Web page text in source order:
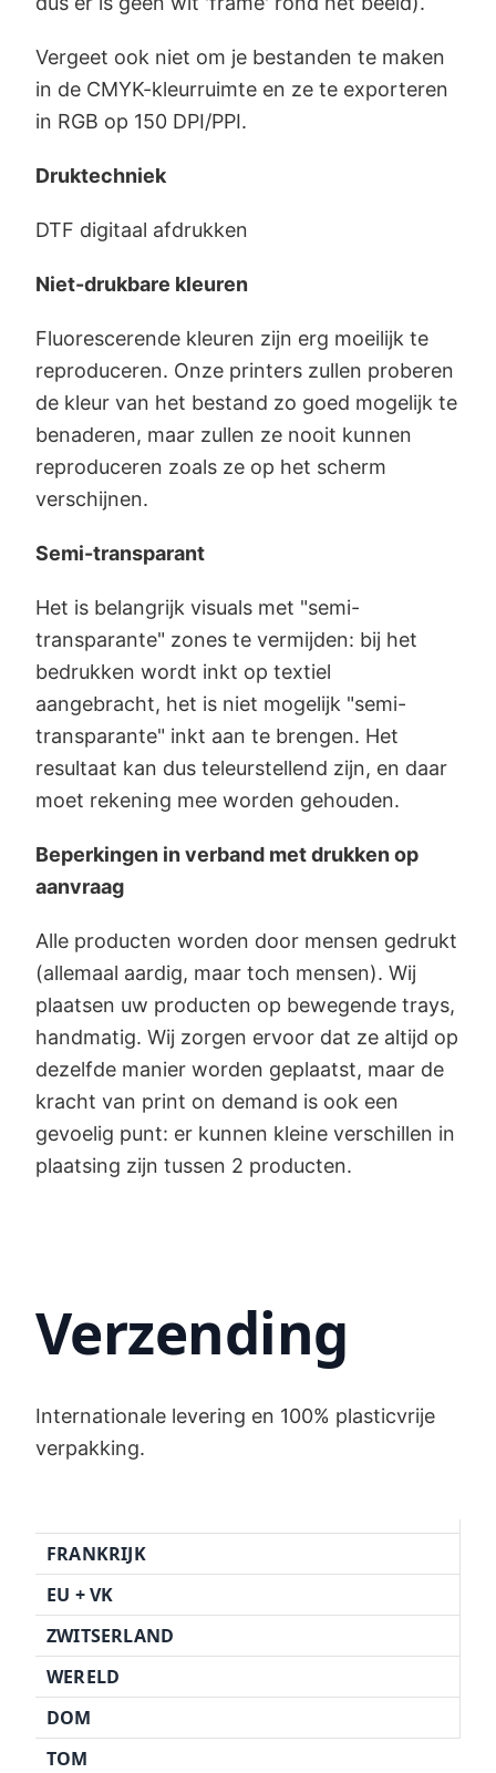
Vergeet ook niet om je bestanden te maken
in de CMYK-kleurruimte en ze te exporteren
in RGB op 150 DPI/PPI.
Druktechniek
DTF digitaal afdrukken
Niet-drukbare kleuren
Fluorescerende kleuren zijn erg moeilijk te
reproduceren. Onze printers zullen proberen
de kleur van het bestand zo goed mogelijk te
benaderen, maar zullen ze nooit kunnen
reproduceren zoals ze op het scherm
verschijnen.
Semi-transparant
Het is belangrijk visuals met "semi-
transparante" zones te vermijden: bij het
bedrukken wordt inkt op textiel
aangebracht, het is niet mogelijk "semi-
transparante" inkt aan te brengen. Het
resultaat kan dus teleurstellend zijn, en daar
moet rekening mee worden gehouden.
Beperkingen in verband met drukken op
aanvraag
Alle producten worden door mensen gedrukt
(allemaal aardig, maar toch mensen). Wij
plaatsen uw producten op bewegende trays,
handmatig. Wij zorgen ervoor dat ze altijd op
dezelfde manier worden geplaatst, maar de
kracht van print on demand is ook een
gevoelig punt: er kunnen kleine verschillen in
plaatsing zijn tussen 2 producten.
Verzending
Internationale levering en 100% plasticvrije
verpakking.
FRANKRIJK
EU + VK
ZWITSERLAND
WERELD
DOM
TOM